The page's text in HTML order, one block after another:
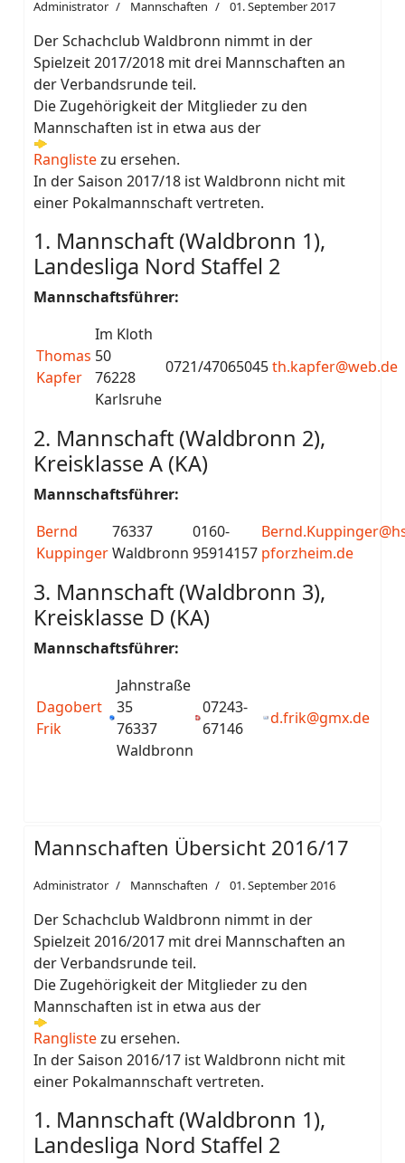
Administrator Mannschaften 01. September 2017
Der Schachclub Waldbronn nimmt in der
Spielzeit 2017/2018 mit drei Mannschaften an
der Verbandsrunde teil.
Die Zugehörigkeit der Mitglieder zu den
Mannschaften ist in etwa aus der
Ranglistezu ersehen.
In der Saison 2017/18 ist Waldbronn nicht mit
einer Pokalmannschaft vertreten.
1. Mannschaft (Waldbronn 1),
Landesliga Nord Staffel 2
Mannschaftsführer:
Thomas
Kapfer
Im Kloth
50
76228
Karlsruhe
0721/47065045th.kapfer@web.de
2. Mannschaft (Waldbronn 2),
Kreisklasse A (KA)
Mannschaftsführer:
Bernd
Kuppinger
76337
Waldbronn
0160-
95914157 pforzheim.de
3. Mannschaft (Waldbronn 3),
Kreisklasse D (KA)
Mannschaftsführer:
Dagobert
Frik
Jahnstraße
35
76337
Waldbronn
07243-
67146
d.frik@gmx.de
Mannschaften Übersicht 2016/17
Administrator Mannschaften 01. September 2016
Der Schachclub Waldbronn nimmt in der
Spielzeit 2016/2017 mit drei Mannschaften an
der Verbandsrunde teil.
Die Zugehörigkeit der Mitglieder zu den
Mannschaften ist in etwa aus der
Ranglistezu ersehen.
In der Saison 2016/17 ist Waldbronn nicht mit
einer Pokalmannschaft vertreten.
1. Mannschaft (Waldbronn 1),
Landesliga Nord Staffel 2